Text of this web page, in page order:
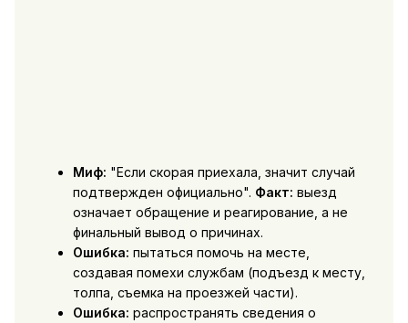
Миф: "Если скорая приехала, значит случай
подтвержден официально". Факт: выезд
означает обращение и реагирование, а не
финальный вывод о причинах.
Ошибка: пытаться помочь на месте,
создавая помехи службам (подъезд к месту,
толпа, съемка на проезжей части).
Ошибка: распространять сведения о